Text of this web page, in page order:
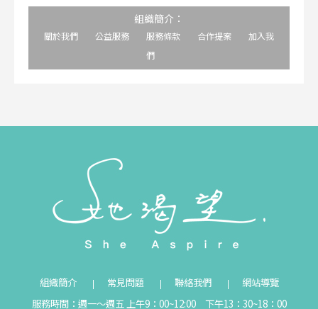
組織簡介：
關於我們 公益服務 服務條款 合作提案
加入我
們
組織簡介 常見問題 聯絡我們
網站導覽
服務時間：週一～週五 上午9：00~12:00 下午13：30~18：00